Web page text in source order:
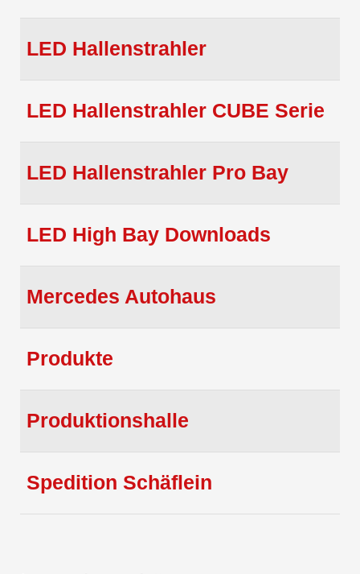
LED Hallenstrahler
LED Hallenstrahler CUBE Serie
LED Hallenstrahler Pro Bay
LED High Bay Downloads
Mercedes Autohaus
Produkte
Produktionshalle
Spedition Schäflein